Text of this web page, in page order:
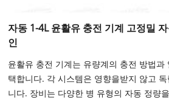
자동 1-4L 윤활유 충전 기계 고정밀
인
윤활유 충전 기계는 유량계의 충전 방법과
택합니다. 각 시스템은 영향을받지 않고
니다. 장비는 다양한 병 유형의 자동 정량